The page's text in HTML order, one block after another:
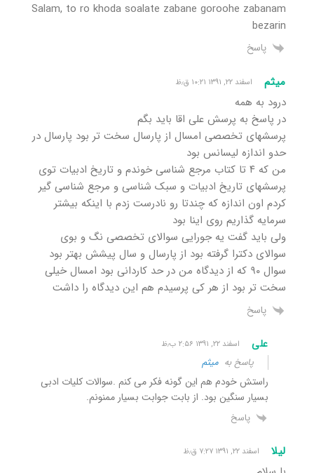
Salam, to ro khoda soalate zabane goroohe zabanam
bezarin
پاسخ
میثم اسفند ۲۲, ۱۳۹۱ ۱۰:۲۱ ق٫ظ
درود به همه
در پاسخ به پرسش علی اقا باید بگم
پرسشهای تخصصی امسال از پارسال سخت تر بود پارسال در
حدو اندازه لیسانس بود
من که ۴ تا کتاب مرجع شناسی خوندم و تاریخ ادبیات توی
پرسشهای تاریخ ادبیات و سبک شناسی و مرجع شناسی گیر
کردم اون اندازه که چندتا رو نادرست زدم با اینکه بیشتر
سرمایه گذاریم روی اینا بود
ولی باید گفت یه جورایی سوالای تخصصی نگ و بوی
سوالای دکترا گرفته بود از پارسال و سال پیشش بهتر بود
سوال ۹۰ که از دیدگاه من در حد کاردانی بود امسال خیلی
سخت تر بود از هر کی پرسیدم هم این دیدگاه را داشت
پاسخ
علی اسفند ۲۲, ۱۳۹۱ ۲:۵۶ ب٫ظ
پاسخ به میثم
راستش خودم هم این گونه فکر می کنم .سوالات کلیات ادبی
بسیار سنگین بود. از بابت جوابت بسیار ممنونم.
پاسخ
لیلا اسفند ۲۲, ۱۳۹۱ ۷:۲۷ ق٫ظ